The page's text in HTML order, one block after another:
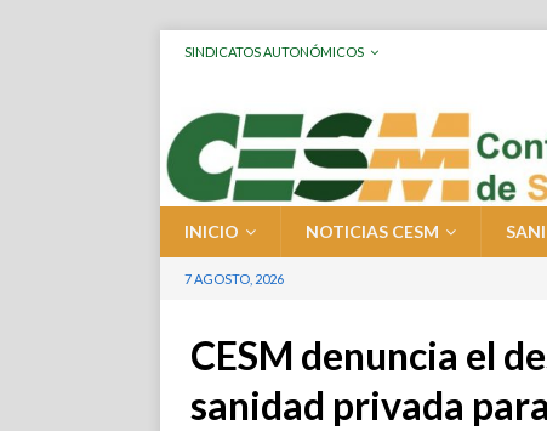
SINDICATOS AUTONÓMICOS
INICIO NOTICIAS CESM
7 AGOSTO, 2026
CESM denuncia el
sanidad privada